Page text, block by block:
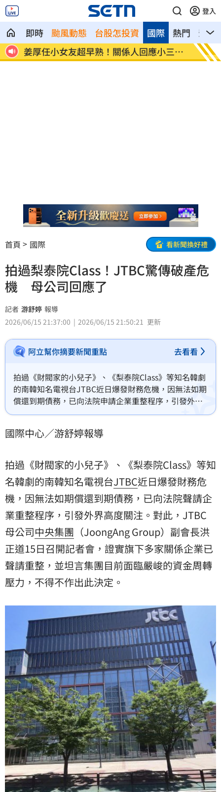
登入
即時 颱風動態 台股怎投資 熱門 影音
國際
爭
獨／批曹雨婷帳目亂 楊光友再轟余天工
會
廖峻
首頁 國際 看新聞換好禮
拍過梨泰院Class！JTBC驚傳破產危
機 母公司回應了
記者 游舒婷 報導
2026/06/15 21:37:00
2026/06/15 21:50:21 更新
阿立幫你摘要新聞重點 去看看
拍過《財閥家的小兒子》、《梨泰院Class》等知名韓劇
的南韓知名電視台JTBC近日爆發財務危機，因無法如期
償還到期債務，已向法院申請企業重整程序，引發外界
高度關注。對此，JTBC母公司中央集團（JoongAng
關係企業已申請重整，並坦言集團目前面臨嚴峻的資金
國際中心／游舒婷報導
拍過《財閥家的小兒子》、《梨泰院Class》等知
名韓劇的南韓知名電視台JTBC近日爆發財務危
機 ，因無法如期償還到期債務，已向法院聲請企
業重整程序，引發外界高度關注。對此，JTBC
母公司中央集團 （JoongAng Group）副會長洪
正道15日召開記者會，證實旗下多家關係企業已
聲請重整，並坦言集團目前面臨嚴峻的資金周轉
壓力，不得不作出此決定。